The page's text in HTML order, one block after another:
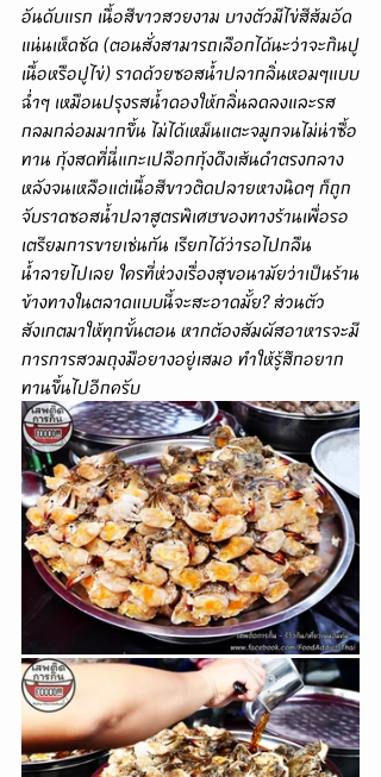
อันดับแรก เนื้อสีขาวสวยงาม บางตัวมีไข่สีส้มอัด
แน่นเห็ดชัด (ตอนสั่งสามารถเลือกได้นะว่าจะกินปู
เนื้อหรือปูไข่) ราดด้วยซอสน้ำปลากลิ่นหอมๆแบบ
ฉ่ำๆ เหมือนปรุงรสน้ำดองให้กลิ่นลดลงและรส
กลมกล่อมมากขึ้น ไม่ได้เหม็นแตะจมูกจนไม่น่าซื้อ
ทาน กุ้งสดที่นี่แกะเปลือกกุ้งดึงเส้นดำตรงกลาง
หลังจนเหลือแต่เนื้อสีขาวติดปลายหางนิดๆ ก็ถูก
จับราดซอสน้ำปลาสูตรพิเศษของทางร้านเพื่อรอ
เตรียมการขายเช่นกัน เรียกได้ว่ารอไปกลืน
น้ำลายไปเลย ใครที่ห่วงเรื่องสุขอนามัยว่าเป็นร้าน
ข้างทางในตลาดแบบนี้จะสะอาดมั้ย? ส่วนตัว
สังเกตมาให้ทุกขั้นตอน หากต้องสัมผัสอาหารจะมี
การการสวมถุงมือยางอยู่เสมอ ทำให้รู้สึกอยาก
ทานขึ้นไปอีกครับ